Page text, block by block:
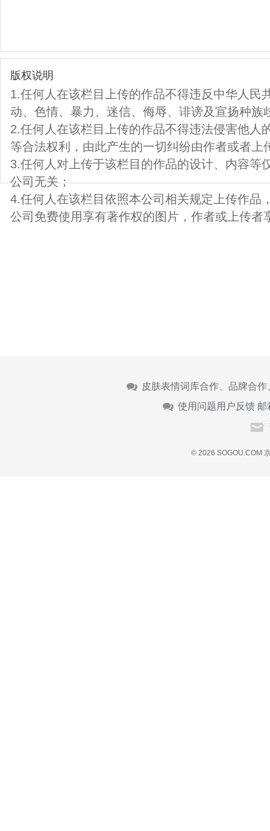
版权说明
1.任何人在该栏目上传的作品不得违反中华人民
动、色情、暴力、迷信、侮辱、诽谤及宣扬种族
2.任何人在该栏目上传的作品不得违法侵害他人
等合法权利，由此产生的一切纠纷由作者或者上
3.任何人对上传于该栏目的作品的设计、内容等
公司无关；
4.任何人在该栏目依照本公司相关规定上传作品
公司免费使用享有著作权的图片，作者或上传者
皮肤表情词库合作、品牌合
使用问题用户反馈 邮
© 2026 SOGOU.COM